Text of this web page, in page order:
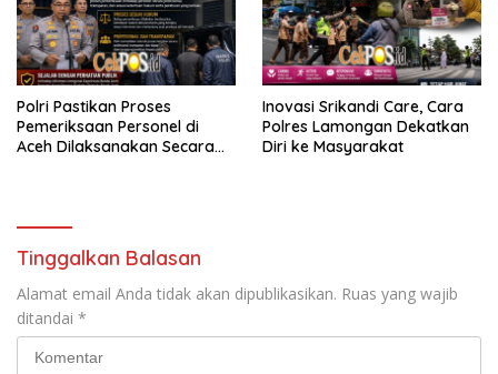
Polri Pastikan Proses
Pemeriksaan Personel di
Aceh Dilaksanakan Secara
Inovasi Srikandi Care, Cara
Polres Lamongan Dekatkan
Diri ke Masyarakat
Tinggalkan Balasan
Alamat email Anda tidak akan dipublikasikan. Ruas yang wajib
ditandai *